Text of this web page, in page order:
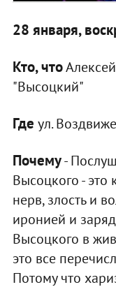
28 января,
Кто, что
"Высоцкий"
Где ул.
Почему-
Высоцкого -
нерв, злость и
иронией и
Высоцкого в
это все
Потому что